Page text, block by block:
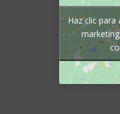
Haz clic para